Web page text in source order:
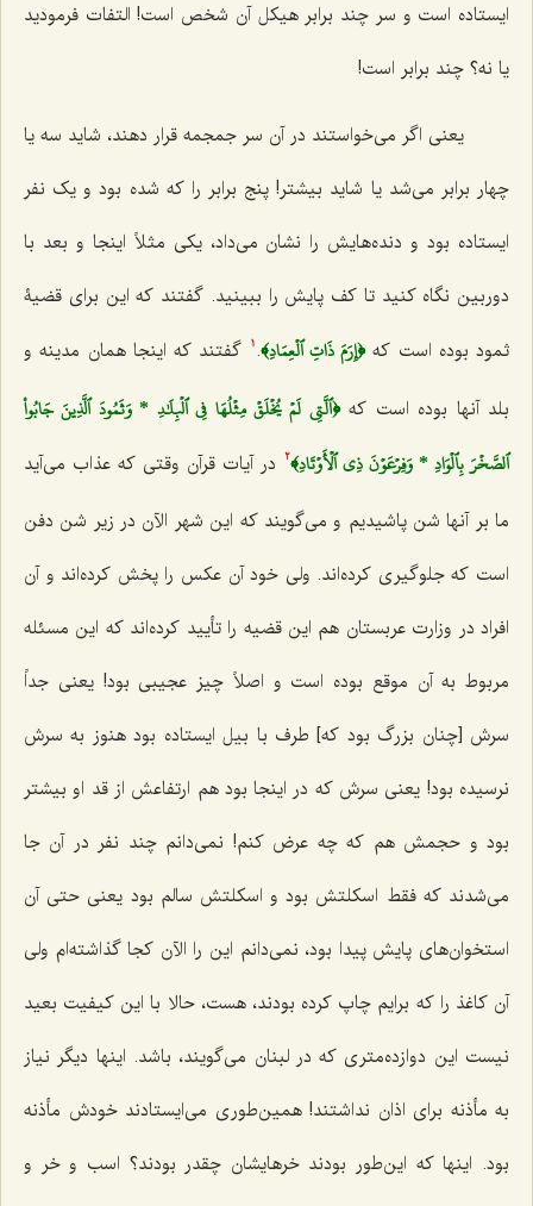
ایستاده است و سر چند برابر هیکل آن شخص است! التفات فرمودید
یا نه؟ چند برابر است!
یعنى اگر مى‌خواستند در آن سر جمجمه قرار دهند، شاید سه یا
چهار برابر مى‌شد یا شاید بیشتر! پنج برابر را که شده بود و یک نفر
ایستاده بود و دنده‌هایش را نشان مى‌داد، یکى مثلاً اینجا و بعد با
دوربین نگاه کنید تا کف پایش را ببینید. گفتند که این برای قضیۀ
ثمود بوده است که﴿إِرَمَ ذَاتِ ٱلۡعِمَادِ﴾.
1 گفتند که اینجا همان مدینه و
بلد آنها بوده است که﴿ٱلَّتِي لَمۡ يُخۡلَقۡ مِثۡلُهَا فِي ٱلۡبِلَٰدِ * وَثَمُودَ ٱلَّذِينَ جَابُواْ
ٱلصَّخۡرَ بِٱلۡوَادِ * وَفِرۡعَوۡنَ ذِي ٱلۡأَوۡتَادِ﴾2
در آیات قرآن وقتى که عذاب مى‌آید
ما بر آنها شن پاشیدیم و مى‌گویند که این شهر الآن در زیر شن دفن
است که جلوگیرى کرده‌اند. ولى خود آن عکس را پخش کرده‌اند و آن
افراد در وزارت عربستان هم این قضیه را تأیید کرده‌اند که این مسئله
مربوط به آن موقع بوده است و اصلاً چیز عجیبى بود! یعنى جداً
سرش [چنان بزرگ بود که] طرف با بیل ایستاده بود هنوز به سرش
نرسیده بود! یعنى سرش که در اینجا بود هم ارتفاعش از قد او بیشتر
بود و حجمش هم که چه عرض کنم! نمى‌دانم چند نفر در آن جا
مى‌شدند که فقط اسکلتش بود و اسکلتش سالم بود یعنى حتى آن
استخوان‌های پایش پیدا بود، نمى‌دانم این را الآن کجا گذاشته‌ام ولى
آن کاغذ را که برایم چاپ کرده بودند، هست، حالا با این کیفیت بعید
نیست این دوازده‌مترى که در لبنان مى‌گویند، باشد. اینها دیگر نیاز
به مأذنه براى اذان نداشتند! همین‌طورى مى‌ایستادند خودش مأذنه
بود. اینها که این‌طور بودند خرهایشان چقدر بودند؟ اسب و خر و